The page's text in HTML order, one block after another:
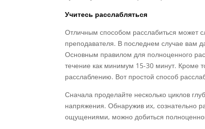
Учитесь расслабляться
Отличным способом расслабиться может
преподавателя. В последнем случае вам
Основным правилом для полноценного
течение как минимум 15-30 минут. Кроме
расслаблению. Вот простой способ
Сначала проделайте несколько циклов
напряжения. Обнаружив их, сознательно
ощущениями, можно добиться